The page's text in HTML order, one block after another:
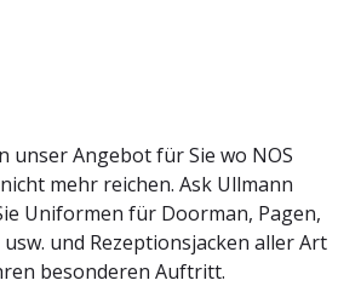
unser Angebot für Sie wo NOS
mehr reichen. Ask Ullmann
Uniformen für Doorman, Pagen,
und Rezeptionsjacken aller Art
besonderen Auftritt.